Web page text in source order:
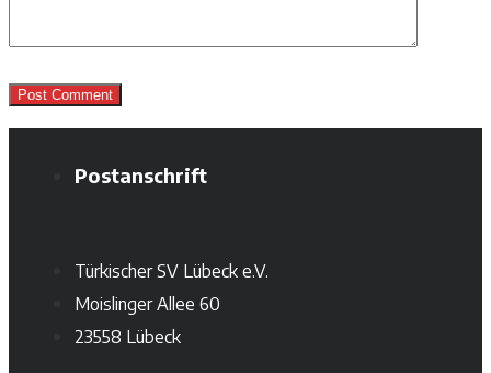
Postanschrift
Türkischer SV Lübeck e.V.
Moislinger Allee 60
23558 Lübeck